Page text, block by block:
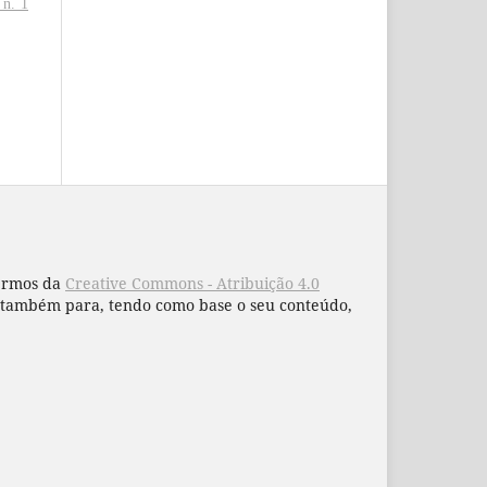
n. 1
da Creative Commons - Atribuição 4.0
para, tendo como base o seu conteúdo,